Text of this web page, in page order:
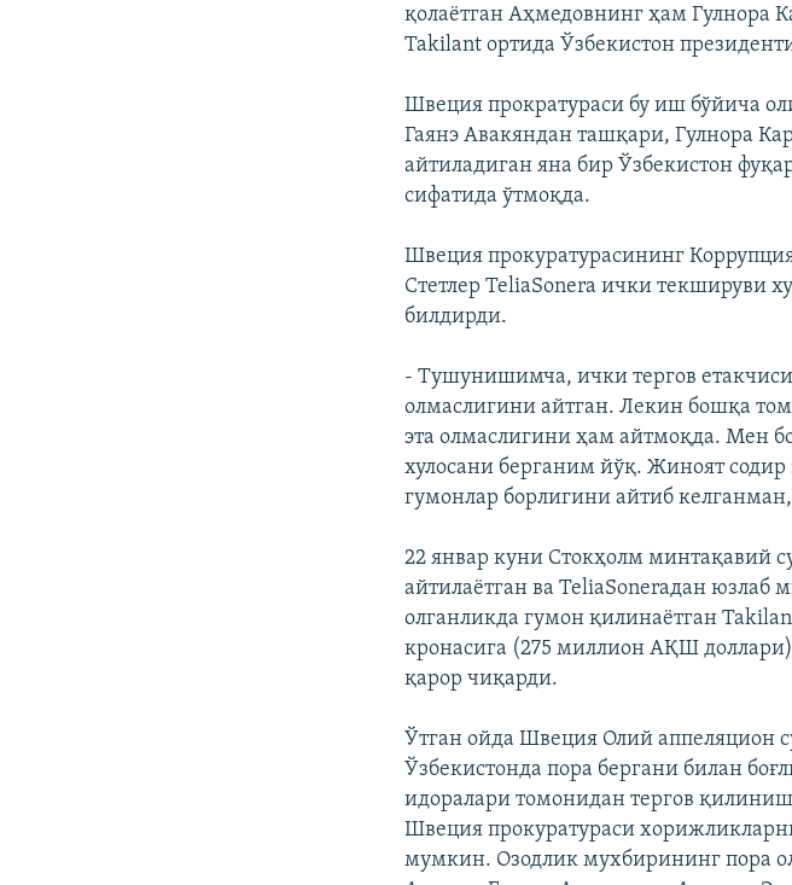
қолаётган Аҳмедовнинг ҳам Гулнора
Takilant ортида Ўзбекистон
Швеция прократураси бу иш бўйича
Гаянэ Авакяндан ташқари, Гулнора
айтиладиган яна бир Ўзбекистон
сифатида ўтмоқда.
Швеция прокуратурасининг
Стетлер TeliaSonera ички текшируви
билдирди.
- Тушунишимча, ички тергов
олмаслигини айтган. Лекин бошқа
эта олмаслигини ҳам айтмоқда. Мен
хулосани берганим йўқ. Жиноят
гумонлар борлигини айтиб
22 январ куни Стокҳолм минтақавий
айтилаётган ва TeliaSoneraдан
олганликда гумон қилинаётган
кронасига (275 миллион АҚШ
қарор чиқарди.
Ўтган ойда Швеция Олий аппеляцион
Ўзбекистонда пора бергани билан
идоралари томонидан тергов
Швеция прокуратураси
мумкин. Озодлик мухбирининг пора